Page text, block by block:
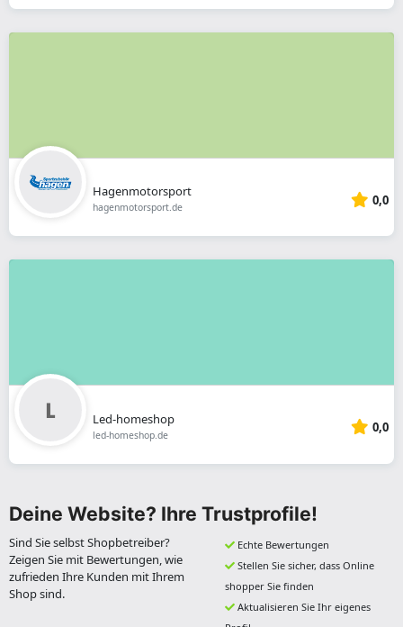
Hagenmotorsport
hagenmotorsport.de 0,0
Led-homeshop
led-homeshop.de 0,0
Deine Website? Ihre Trustprofile!
Sind Sie selbst Shopbetreiber?
Zeigen Sie mit Bewertungen, wie
zufrieden Ihre Kunden mit Ihrem
Shop sind.
Echte Bewertungen
Stellen Sie sicher, dass Online
shopper Sie finden
Aktualisieren Sie Ihr eigenes